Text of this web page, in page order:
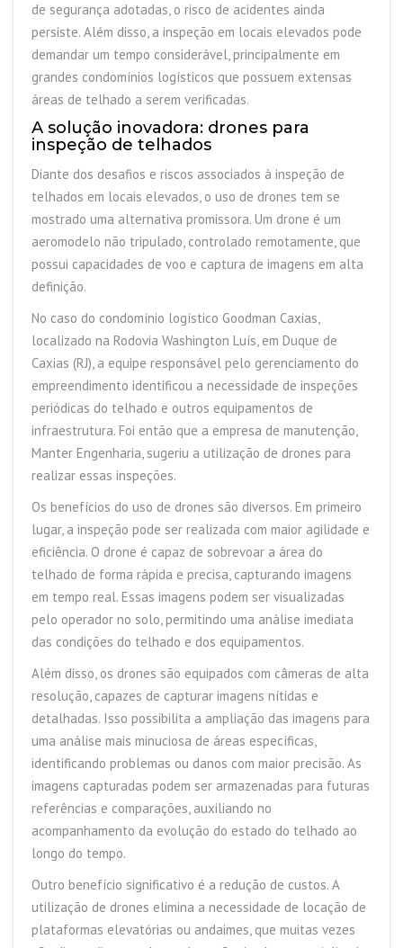
de segurança adotadas, o risco de acidentes ainda
persiste. Além disso, a inspeção em locais elevados pode
demandar um tempo considerável, principalmente em
grandes condomínios logísticos que possuem extensas
áreas de telhado a serem verificadas.
A solução inovadora: drones para
inspeção de telhados
Diante dos desafios e riscos associados à inspeção de
telhados em locais elevados, o uso de drones tem se
mostrado uma alternativa promissora. Um drone é um
aeromodelo não tripulado, controlado remotamente, que
possui capacidades de voo e captura de imagens em alta
definição.
No caso do condomínio logístico Goodman Caxias,
localizado na Rodovia Washington Luís, em Duque de
Caxias (RJ), a equipe responsável pelo gerenciamento do
empreendimento identificou a necessidade de inspeções
periódicas do telhado e outros equipamentos de
infraestrutura. Foi então que a empresa de manutenção,
Manter Engenharia, sugeriu a utilização de drones para
realizar essas inspeções.
Os benefícios do uso de drones são diversos. Em primeiro
lugar, a inspeção pode ser realizada com maior agilidade e
eficiência. O drone é capaz de sobrevoar a área do
telhado de forma rápida e precisa, capturando imagens
em tempo real. Essas imagens podem ser visualizadas
pelo operador no solo, permitindo uma análise imediata
das condições do telhado e dos equipamentos.
Além disso, os drones são equipados com câmeras de alta
resolução, capazes de capturar imagens nítidas e
detalhadas. Isso possibilita a ampliação das imagens para
uma análise mais minuciosa de áreas específicas,
identificando problemas ou danos com maior precisão. As
imagens capturadas podem ser armazenadas para futuras
referências e comparações, auxiliando no
acompanhamento da evolução do estado do telhado ao
longo do tempo.
Outro benefício significativo é a redução de custos. A
utilização de drones elimina a necessidade de locação de
plataformas elevatórias ou andaimes, que muitas vezes